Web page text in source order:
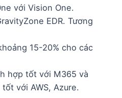
với Vision One.
EDR. Tương
15-20% cho các
hợp tốt với M365 và
với AWS, Azure.